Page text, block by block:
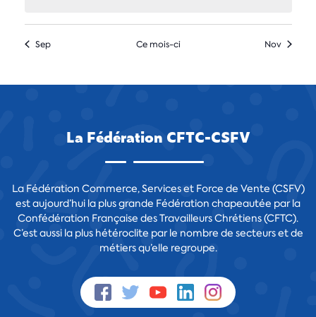
Sep Ce mois-ci Nov
La Fédération CFTC-CSFV
La Fédération Commerce, Services et Force de Vente (CSFV)
est aujourd’hui la plus grande Fédération chapeautée par la
Confédération Française des Travailleurs Chrétiens (CFTC).
C’est aussi la plus hétéroclite par le nombre de secteurs et de
métiers qu’elle regroupe.